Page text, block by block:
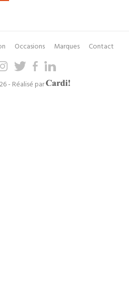
Occasions Marques Contact
- Réalisé par
Axel